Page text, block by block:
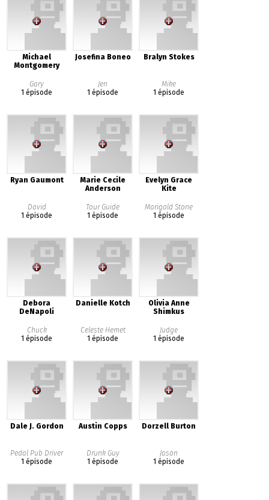
Michael
Montgomery
Gary
1 épisode
Josefina Boneo
Jen
1 épisode
Bralyn Stokes
Mike
1 épisode
Ryan Gaumont
David
1 épisode
Marie Cecile
Anderson
Tour Guide
1 épisode
Evelyn Grace
Kite
Marigold Stone
1 épisode
Debora
DeNapoli
Chuck
1 épisode
Danielle Kotch
Celeste Hemet
1 épisode
Olivia Anne
Shimkus
Judge
1 épisode
Dale J. Gordon
Pedal Pub Driver
1 épisode
Austin Copps
Drunk Guy
1 épisode
Dorzell Burton
Jason
1 épisode